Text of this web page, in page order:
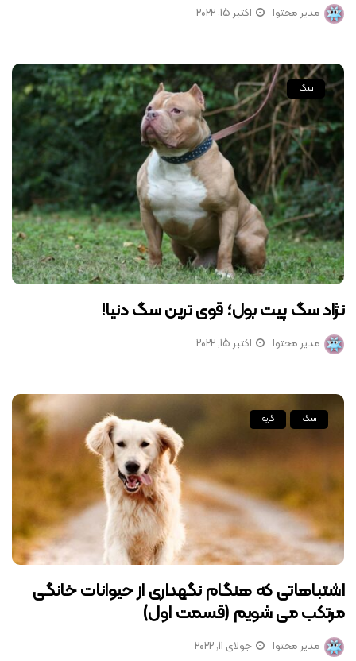
مدیر محتوا اکتبر 15, 2022
سگ
نژاد سگ پیت بول؛ قوی ترین سگ دنیا!
مدیر محتوا اکتبر 15, 2022
سگ گربه
اشتباهاتی که هنگام نگهداری از حیوانات خانگی
مرتکب می شویم (قسمت اول)
مدیر محتوا جولای 11, 2022